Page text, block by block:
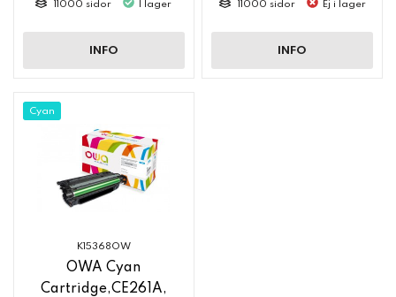
11000 sidor I lager
INFO
11000 sidor Ej i lager
INFO
Cyan
K15368OW
OWA Cyan
Cartridge,CE261A,